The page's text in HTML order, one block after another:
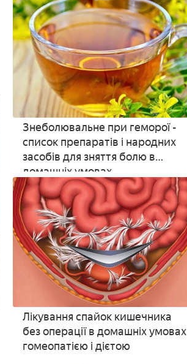
Знеболювальне при геморої -
список препаратів і народних
засобів для зняття болю в
домашніх умовах
Лікування спайок кишечника
без операції в домашніх умовах
гомеопатією і дієтою